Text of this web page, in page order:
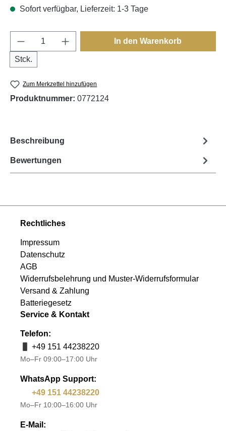
Sofort verfügbar, Lieferzeit: 1-3 Tage
Produkt Anzahl: Gib den gewünschten
Stck.
In den Warenkorb
Zum Merkzettel hinzufügen
Produktnummer: 0772124
Beschreibung
Bewertungen
Rechtliches
Impressum
Datenschutz
AGB
Widerrufsbelehrung und Muster-Widerrufsformular
Versand & Zahlung
Batteriegesetz
Service & Kontakt
Telefon:
+49 151 44238220
Mo–Fr 09:00–17:00 Uhr
WhatsApp Support:
+49 151 44238220
Mo–Fr 10:00–16:00 Uhr
E-Mail: